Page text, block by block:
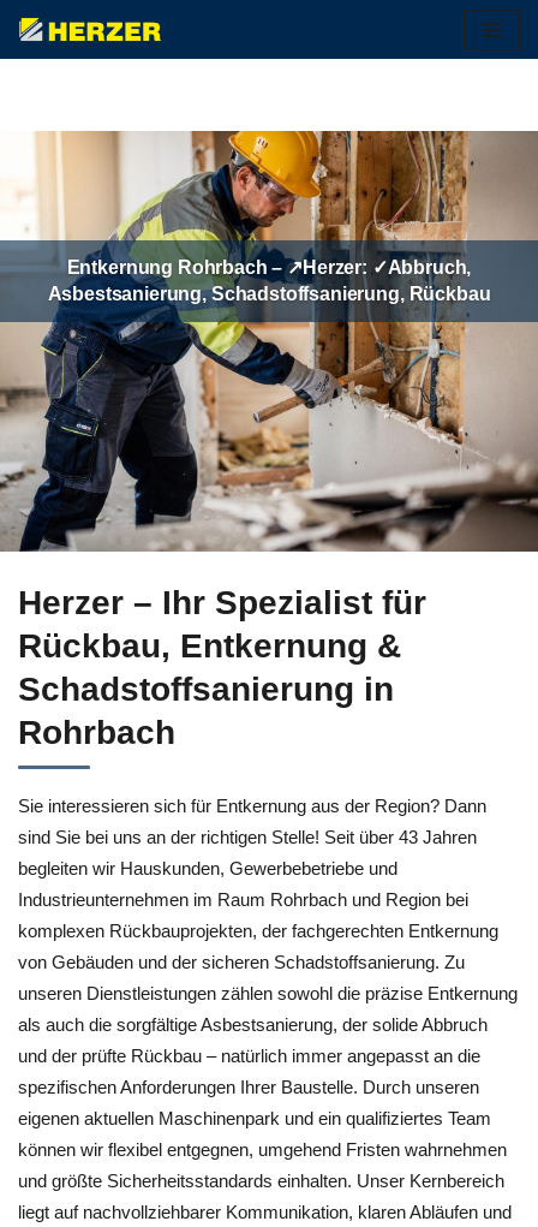
Zum
Entkernung Rohrbach – ↗️Herzer: ✓Abbruch,
Asbestsanierung, Schadstoffsanierung, Rückbau
Herzer – Ihr Spezialist für
Rückbau, Entkernung &
Schadstoffsanierung in
Rohrbach
Sie interessieren sich für Entkernung aus der Region? Dann
sind Sie bei uns an der richtigen Stelle! Seit über 43 Jahren
begleiten wir Hauskunden, Gewerbebetriebe und
Industrieunternehmen im Raum Rohrbach und Region bei
komplexen Rückbauprojekten, der fachgerechten Entkernung
von Gebäuden und der sicheren Schadstoffsanierung. Zu
unseren Dienstleistungen zählen sowohl die präzise Entkernung
als auch die sorgfältige Asbestsanierung, der solide Abbruch
und der prüfte Rückbau – natürlich immer angepasst an die
spezifischen Anforderungen Ihrer Baustelle. Durch unseren
eigenen aktuellen Maschinenpark und ein qualifiziertes Team
können wir flexibel entgegnen, umgehend Fristen wahrnehmen
und größte Sicherheitsstandards einhalten. Unser Kernbereich
liegt auf nachvollziehbarer Kommunikation, klaren Abläufen und